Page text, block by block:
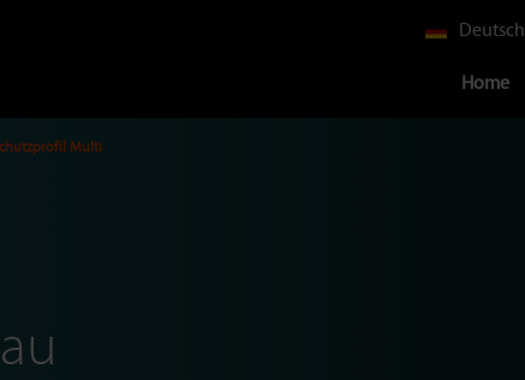
Select
language
Deutsch
Main
Home
Multi